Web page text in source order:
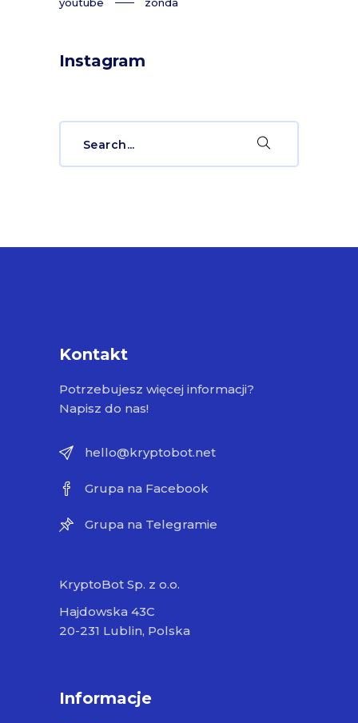
youtube zonda
Instagram
Kontakt
Potrzebujesz więcej informacji?
Napisz do nas!
hello@kryptobot.net
Grupa na Facebook
Grupa na Telegramie
KryptoBot Sp. z o.o.
Hajdowska 43C
20-231 Lublin, Polska
Informacje